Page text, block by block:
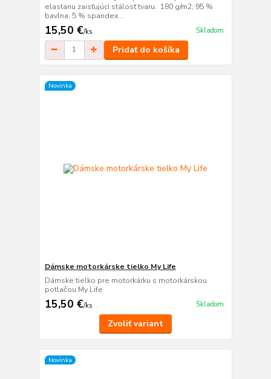
elastanu zaisťujúci stálosť tvaru. 180 g/m2, 95 %
bavlna, 5 % spandex...
15,50 €/ks Skladom
Pridať do košíka
Novinka
Dámske motorkárske tielko My Life
Dámske tielko pre motorkárku s motorkárskou
potlačou My Life
15,50 €/ks Skladom
Zvoliť variant
Novinka